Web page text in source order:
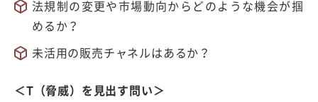
法規制の変更や市場動向からどのような機会が掴
めるか？
未活用の販売チャネルはあるか？
＜T（脅威）を見出す問い＞